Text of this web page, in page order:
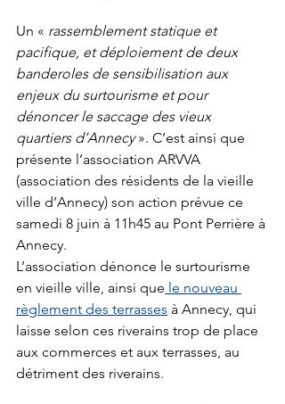
Un « rassemblement statique et
pacifique, et déploiement de deux
banderoles de sensibilisation aux
enjeux du surtourisme et pour
dénoncer le saccage des vieux
quartiers d’Annecy ». C’est ainsi que
présente l’association ARVVA
(association des résidents de la vieille
ville d’Annecy) son action prévue ce
samedi 8 juin à 11h45 au Pont Perrière à
Annecy.
L’association dénonce le surtourisme
en vieille ville, ainsi que le nouveau
règlement des terrasses à Annecy, qui
laisse selon ces riverains trop de place
aux commerces et aux terrasses, au
détriment des riverains.